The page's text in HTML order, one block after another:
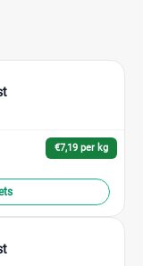
€7,19 per kg